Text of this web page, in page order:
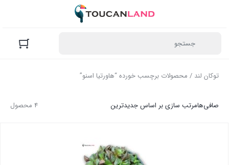
توکان لند / محصولات برچسب خورده “هاورتیا اسنو”
4 محصول صافی‌هامرتب سازی بر اساس جدیدترین